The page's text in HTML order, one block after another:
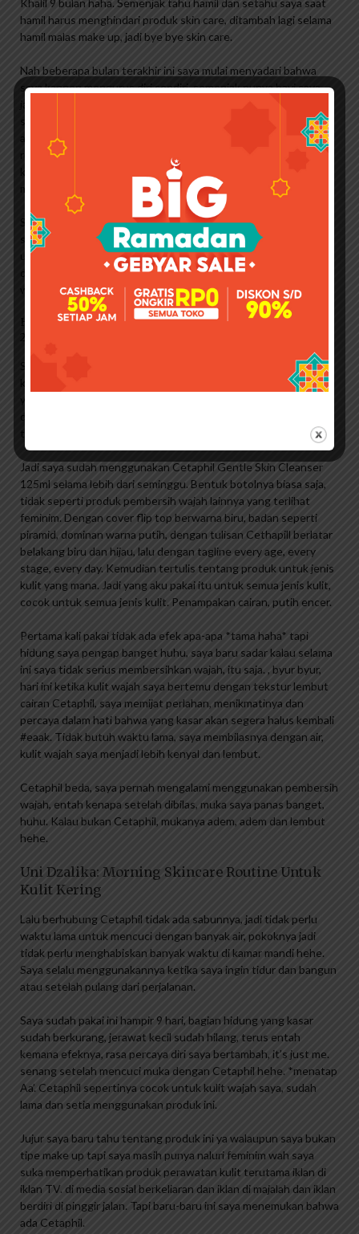
Khalil 9 bulan haha. Semenjak tahu hamil dan setahu saya saat
hamil harus menghindari produk skin care, ditambah lagi selama
hamil malas make up, jadi bye bye skin care.
Nah beberapa bulan terakhir ini saya mulai menyadari bahwa
saya kangen mengurus diri sendiri, semenjak punya bayi saya
jarang sekali mengurus diri sendiri. Saya masih mandi dua kali
sehari, menggosok yang terbaik. terlihat lelah huhu. Selain itu,
area hidung dan sekitarnya kasar. Walaupun setiap hari saya di
rumah, bukan berarti saya tidak memiliki komedo dan jerawat
kecil di wajah saya. Terkadang aku sangat iri dengan wajah
mulus seperti aktris Korea. #efek nonton drama haha.
Saya sangat pemilih dalam memilih produk pembersih wajah,
saya selalu berani memakai pembersih wajah, kebanyakan takut
untuk mencoba. Karena mamak suka takut, tidak suka make-up
dan ganti produk kecantikan sendiri, bisa merusak kulit wajah,
wah. Seberapa menakutkan nasihat ibuku?
Harga Cetaphil Gentle Skin Cleanser 125ml Desember,
2022
Sebenarnya salah satu pedoman saya dalam memilih produk
kecantikan dan tips dari Mamak adalah bahan alami dan sabun
yang kurang, bebas pewangi, jadi saya akan memasukkannya ke
dalam daftar produk perawatan kulit yang saya gunakan,
termasuk produk pembersih wajah. .
Jadi saya sudah menggunakan Cetaphil Gentle Skin Cleanser
125ml selama lebih dari seminggu. Bentuk botolnya biasa saja,
tidak seperti produk pembersih wajah lainnya yang terlihat
feminim. Dengan cover flip top berwarna biru, badan seperti
piramid, dominan warna putih, dengan tulisan Cethapill berlatar
belakang biru dan hijau, lalu dengan tagline every age, every
stage, every day. Kemudian tertulis tentang produk untuk jenis
kulit yang mana. Jadi yang aku pakai itu untuk semua jenis kulit,
cocok untuk semua jenis kulit. Penampakan cairan, putih encer.
Pertama kali pakai tidak ada efek apa-apa *tama haha* tapi
hidung saya pengap banget huhu, saya baru sadar kalau selama
ini saya tidak serius membersihkan wajah, itu saja. , byur byur,
hari ini ketika kulit wajah saya bertemu dengan tekstur lembut
cairan Cetaphil, saya memijat perlahan, menikmatinya dan
percaya dalam hati bahwa yang kasar akan segera halus kembali
#eaak. Tidak butuh waktu lama, saya membilasnya dengan air,
kulit wajah saya menjadi lebih kenyal dan lembut.
Cetaphil beda, saya pernah mengalami menggunakan pembersih
wajah, entah kenapa setelah dibilas, muka saya panas banget,
huhu. Kalau bukan Cetaphil, mukanya adem, adem dan lembut
hehe.
Uni Dzalika: Morning Skincare Routine Untuk
Kulit Kering
Lalu berhubung Cetaphil tidak ada sabunnya, jadi tidak perlu
waktu lama untuk mencuci dengan banyak air, pokoknya jadi
tidak perlu menghabiskan banyak waktu di kamar mandi hehe.
Saya selalu menggunakannya ketika saya ingin tidur dan bangun
atau setelah pulang dari perjalanan.
Saya sudah pakai ini hampir 9 hari, bagian hidung yang kasar
sudah berkurang, jerawat kecil sudah hilang, terus entah
kemana efeknya, rasa percaya diri saya bertambah, it’s just me.
senang setelah mencuci muka dengan Cetaphil hehe. *menatap
Aa’. Cetaphil sepertinya cocok untuk kulit wajah saya, sudah
lama dan setia menggunakan produk ini.
Jujur saya baru tahu tentang produk ini ya walaupun saya bukan
tipe make up tapi saya masih punya naluri feminim wah saya
suka memperhatikan produk perawatan kulit terutama iklan di
iklan TV. di media sosial berkeliaran dan iklan di majalah dan iklan
berdiri di pinggir jalan. Tapi baru-baru ini saya menemukan bahwa
ada Cetaphil.